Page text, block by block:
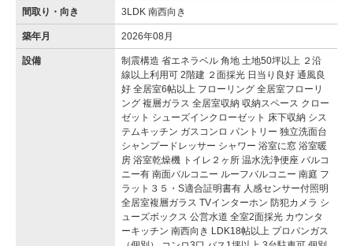
間取り・向き 3LDK 南西向き
築年月 2026年08月
設備
制震構造 省エネラベル 角地 土地50坪以上 ２沿
線以上利用可 2階建 ２面採光 日当り良好 通風良
好 全居室6帖以上 フローリング 全居室フローリ
ング 複層ガラス 全居室収納 収納スペース クロー
ゼット シューズインクローゼット 床下収納 シス
テムキッチン ガスコンロ パントリー 独立洗面台
シャンプードレッサー シャワー 浴室に窓 浴室暖
房 浴室乾燥機 トイレ２ヶ所 温水洗浄便座 バルコ
ニー有 南面バルコニー ルーフバルコニー 南庭 フ
ラット３５・S適合証明書有 人感センサー付照明
全居室複層ガラス TVインターホン 防犯カメラ シ
ューズボックス 公営水道 全室2面採光 カウンタ
ーキッチン 南西向き LDK18帖以上 プロパンガス